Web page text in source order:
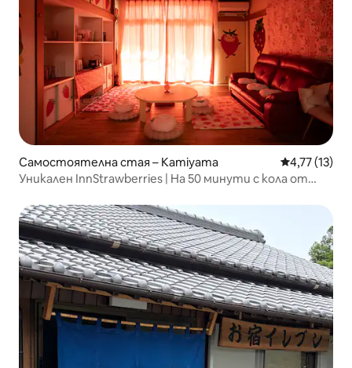
Самостоятелна стая – Kamiyama Средна
4,77 (13)
Уникален InnStrawberries | На 50 минути с кола от